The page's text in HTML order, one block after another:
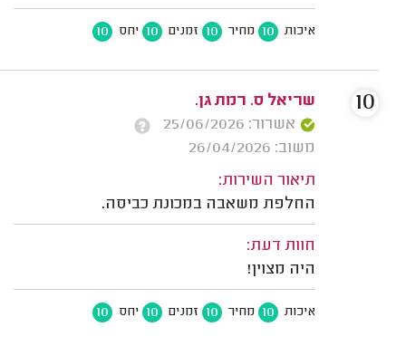
איכות 10 מחיר 10 זמנים 10 יחס 10
שריאל ס. רמת גן.
אשרור: 25/06/2026
משוב: 26/04/2026
תיאור השירות:
החלפת משאבה במכונת כביסה.
חוות דעת:
היה מצוין!
איכות 10 מחיר 10 זמנים 10 יחס 10
10